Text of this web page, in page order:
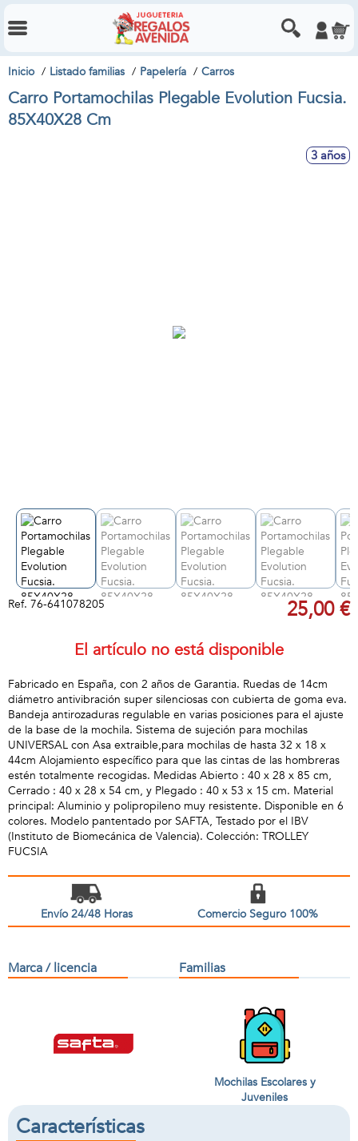
Inicio Listado familias Papelería Carros
Carro Portamochilas Plegable Evolution Fucsia.
85X40X28 Cm
3 años
Ref. 76-641078205 25,00 €
El artículo no está disponible
Fabricado en España, con 2 años de Garantia. Ruedas de 14cm
diámetro antivibración super silenciosas con cubierta de goma eva.
Bandeja antirozaduras regulable en varias posiciones para el ajuste
de la base de la mochila. Sistema de sujeción para mochilas
UNIVERSAL con Asa extraible,para mochilas de hasta 32 x 18 x
44cm Alojamiento específico para que las cintas de las hombreras
estén totalmente recogidas. Medidas Abierto : 40 x 28 x 85 cm,
Cerrado : 40 x 28 x 54 cm, y Plegado : 40 x 53 x 15 cm. Material
principal: Aluminio y polipropileno muy resistente. Disponible en 6
colores. Modelo pantentado por SAFTA, Testado por el IBV
(Instituto de Biomecánica de Valencia). Colección: TROLLEY
FUCSIA
Envío 24/48 Horas Comercio Seguro 100%
Marca / licencia Familias
Mochilas Escolares y
Juveniles
Características